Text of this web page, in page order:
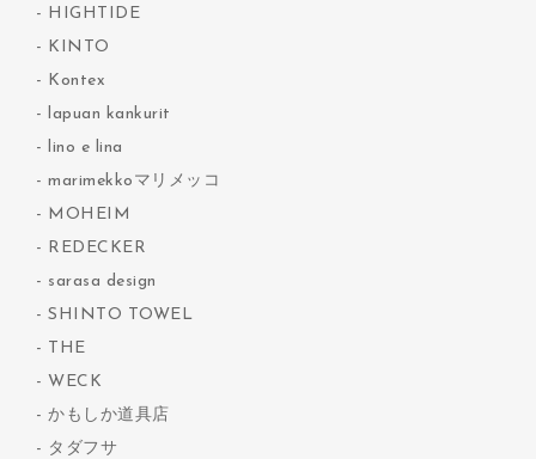
HIGHTIDE
KINTO
Kontex
lapuan kankurit
lino e lina
marimekkoマリメッコ
MOHEIM
REDECKER
sarasa design
SHINTO TOWEL
THE
WECK
かもしか道具店
タダフサ